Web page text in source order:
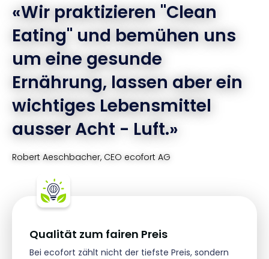
«Wir praktizieren "Clean
Eating" und bemühen uns
um eine gesunde
Ernährung, lassen aber ein
wichtiges Lebensmittel
ausser Acht - Luft.»
Robert Aeschbacher, CEO ecofort AG
Qualität zum fairen Preis
Bei ecofort zählt nicht der tiefste Preis, sondern